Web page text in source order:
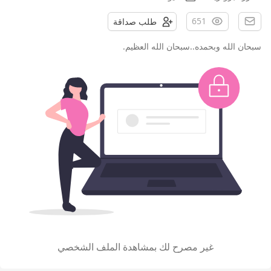
651 طلب صداقة
سبحان الله وبحمده..سبحان الله العظيم.
غير مصرح لك بمشاهدة الملف الشخصي